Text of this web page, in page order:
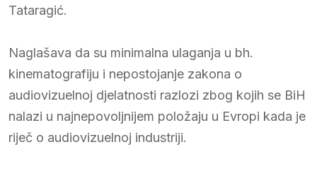
Tataragić.
Naglašava da su minimalna ulaganja u bh.
kinematografiju i nepostojanje zakona o
audiovizuelnoj djelatnosti razlozi zbog kojih se BiH
nalazi u najnepovoljnijem položaju u Evropi kada je
riječ o audiovizuelnoj industriji.